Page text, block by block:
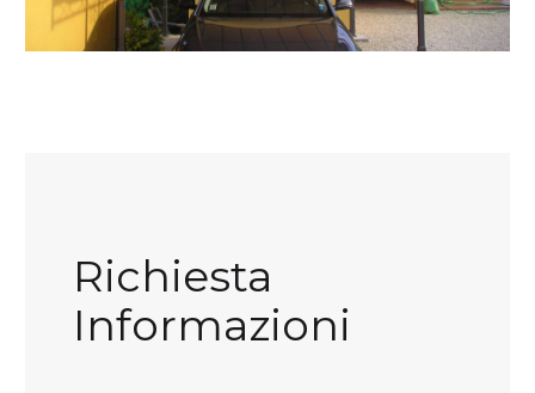
Richiesta
Informazioni